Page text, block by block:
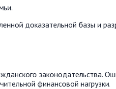
доказательной базы и
законодательства.
финансовой нагрузки.